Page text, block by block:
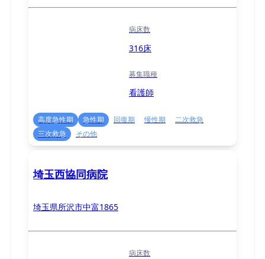
病床数
316床
募集職種
看護師
高度急性期 急性期 回復期 慢性期
二次救急
三次救急
その他
埼玉西協同病院
埼玉県所沢市中富1865
病床数